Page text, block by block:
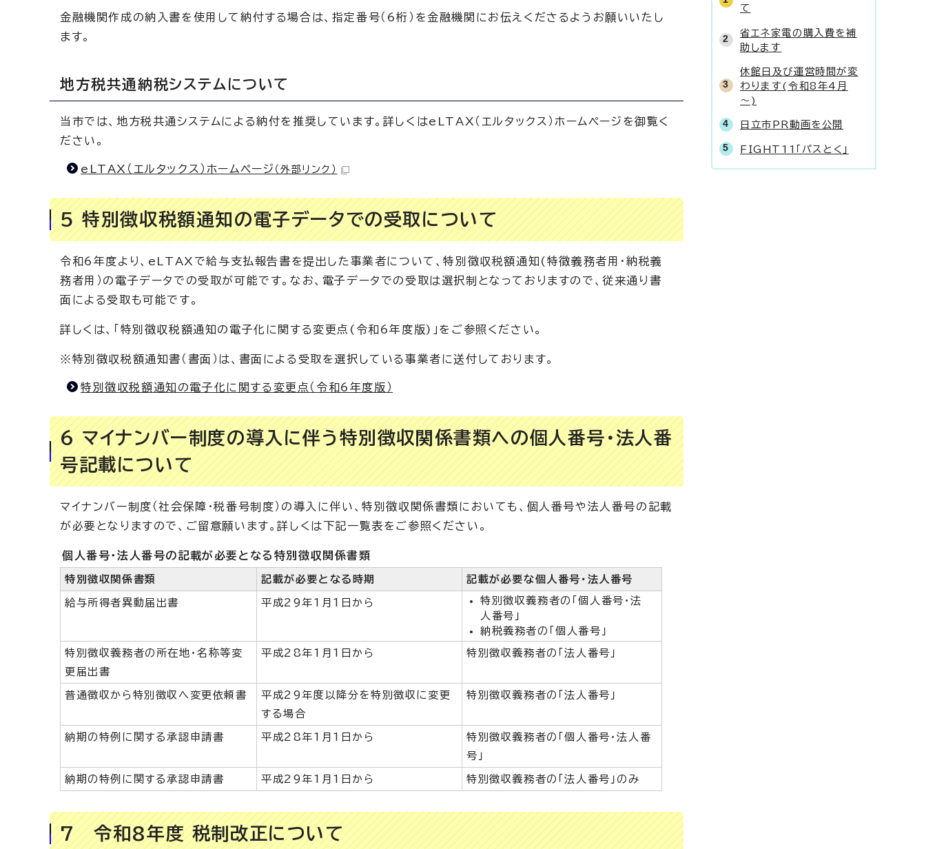
金融機関作成の納入書を使用して納付する場合は、指定番号（6桁）を金融機関にお伝えくださるようお願いいたし
ます。
地方税共通納税システムについて
当市では、地方税共通システムによる納付を推奨しています。詳しくはeLTAX（エルタックス）ホームページを御覧く
ださい。
eLTAX（エルタックス）ホームページ （外部リンク）
5 特別徴収税額通知の電子データでの受取について
令和6年度より、eLTAXで給与支払報告書を提出した事業者について、特別徴収税額通知(特徴義務者用・納税義
務者用）の電子データでの受取が可能です。なお、電子データでの受取は選択制となっておりますので、従来通り書
面による受取も可能です。
詳しくは、「特別徴収税額通知の電子化に関する変更点(令和6年度版)」をご参照ください。
※特別徴収税額通知書（書面）は、書面による受取を選択している事業者に送付しております。
特別徴収税額通知の電子化に関する変更点（令和6年度版）
6 マイナンバー制度の導入に伴う特別徴収関係書類への個人番号・法人番
号記載について
マイナンバー制度（社会保障・税番号制度）の導入に伴い、特別徴収関係書類においても、個人番号や法人番号の記載
が必要となりますので、ご留意願います。詳しくは下記一覧表をご参照ください。
個人番号・法人番号の記載が必要となる特別徴収関係書類
特別徴収関係書類 記載が必要となる時期 記載が必要な個人番号・法人番号
給与所得者異動届出書 平成29年1月1日から
特別徴収義務者の「個人番号・法
人番号」
納税義務者の「個人番号」
特別徴収義務者の所在地・名称等変
更届出書
平成28年1月1日から 特別徴収義務者の「法人番号」
普通徴収から特別徴収へ変更依頼書
平成29年度以降分を特別徴収に変更
する場合
特別徴収義務者の「法人番号」
納期の特例に関する承認申請書 平成28年1月1日から
特別徴収義務者の「個人番号・法人番
号」
納期の特例に関する承認申請書 平成29年1月1日から 特別徴収義務者の「法人番号」のみ
7 令和8年度 税制改正について
て
省エネ家電の購入費を補
助します
休館日及び運営時間が変
わります(令和8年4月
～)
日立市PR動画を公開
FIGHT11「パスとく」